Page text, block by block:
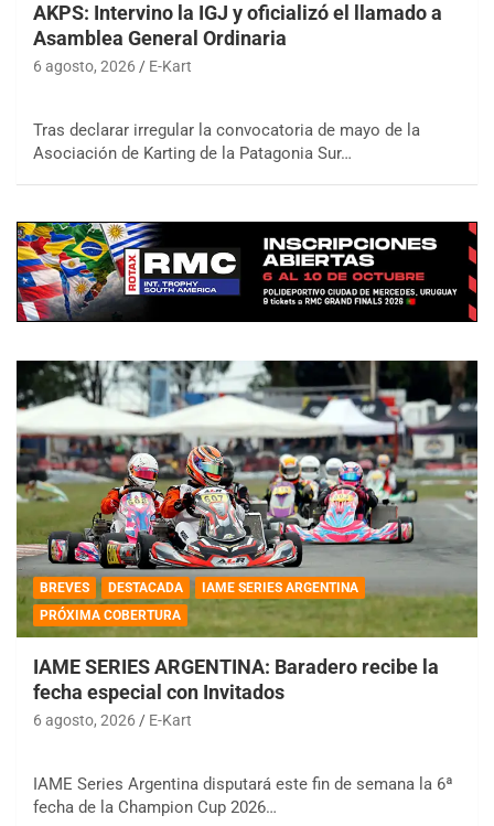
AKPS: Intervino la IGJ y oficializó el llamado a
Asamblea General Ordinaria
6 agosto, 2026 E-Kart
Tras declarar irregular la convocatoria de mayo de la
Asociación de Karting de la Patagonia Sur…
BREVES DESTACADA
IAME SERIES ARGENTINA
PRÓXIMA COBERTURA
IAME SERIES ARGENTINA: Baradero recibe la
fecha especial con Invitados
6 agosto, 2026 E-Kart
IAME Series Argentina disputará este fin de semana la 6ª
fecha de la Champion Cup 2026…